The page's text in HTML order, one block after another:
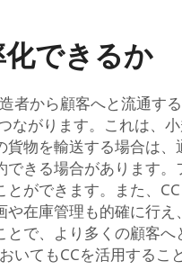
できるか
者から顧客へと流通す
ながります。これは、
物を輸送する場合は、
きる場合があります。
ができます。また、
在庫管理も的確に行え
で、より多くの顧客
いてもCCを活用するこ